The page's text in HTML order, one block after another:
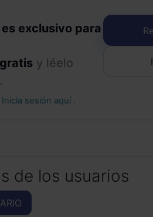
exclusivo para
gratis y léelo
Inicia sesión aquí .
de los usuarios